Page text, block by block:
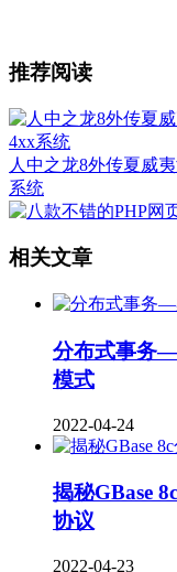
推荐阅读
人中之龙8外传夏威
系统
相关文章
分布式事务
模式
2022-04-24
揭秘GBase
协议
2022-04-23